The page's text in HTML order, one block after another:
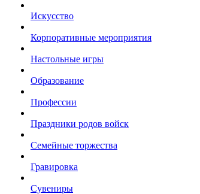
Искусство
Корпоративные мероприятия
Настольные игры
Образование
Профессии
Праздники родов войск
Семейные торжества
Гравировка
Сувениры